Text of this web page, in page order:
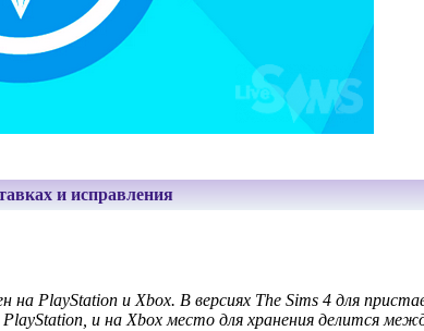
и исправления
PlayStation и Xbox. В версиях The Sims 4 для
и на Xbox место для хранения делится